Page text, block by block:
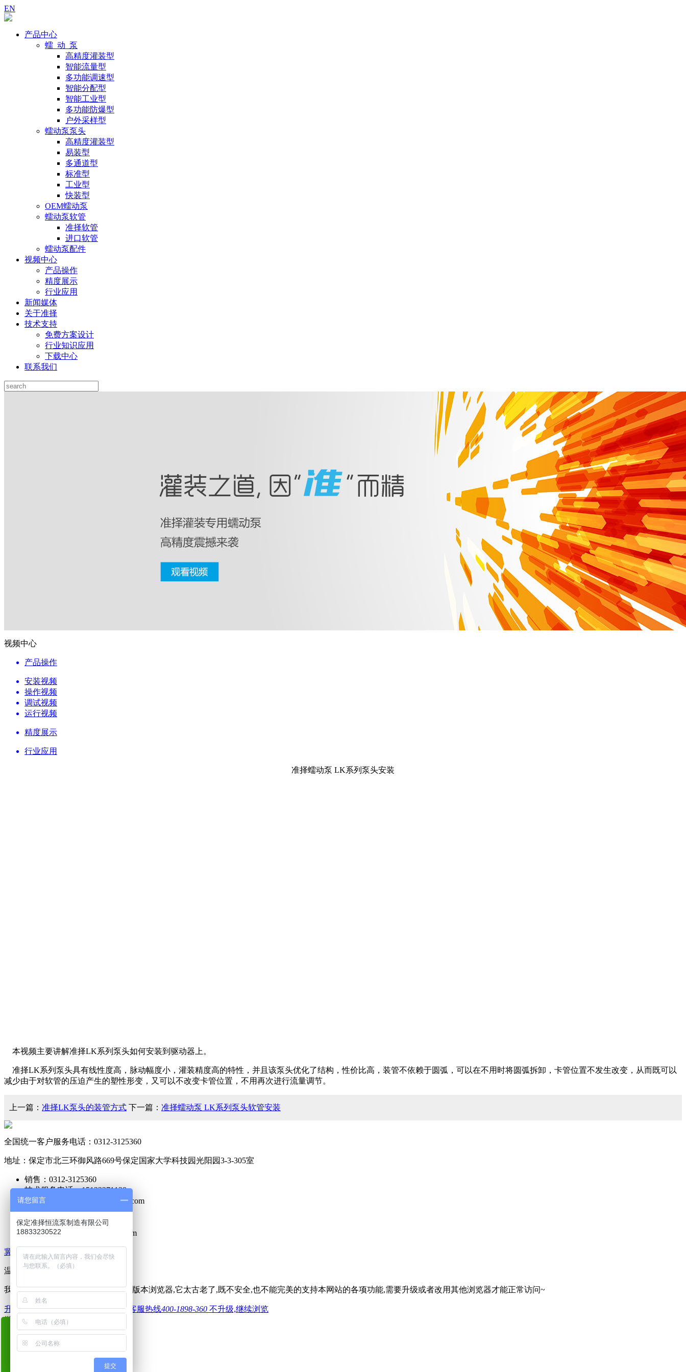
EN
产品中心
蠕 动 泵
高精度灌装型
智能流量型
多功能调速型
智能分配型
智能工业型
多功能防爆型
户外采样型
蠕动泵泵头
高精度灌装型
易装型
多通道型
标准型
工业型
快装型
OEM蠕动泵
蠕动泵软管
准择软管
进口软管
蠕动泵配件
视频中心
产品操作
精度展示
行业应用
新闻媒体
关于准择
技术支持
免费方案设计
行业知识应用
下载中心
联系我们
视频中心
产品操作
安装视频
操作视频
调试视频
运行视频
精度展示
行业应用
准择蠕动泵 LK系列泵头安装
本视频主要讲解准择LK系列泵头如何安装到驱动器上。
准择LK系列泵头具有线性度高，脉动幅度小，灌装精度高的特性，并且该泵头优化了结构，性价比高，装管不依赖于圆弧，可以在不用时将圆弧拆卸，卡管位置不发生改变，从而既可以
减少由于对软管的压迫产生的塑性形变，又可以不改变卡管位置，不用再次进行流量调节。
上一篇： 准择LK泵头的装管方式 下一篇： 准择蠕动泵 LK系列泵头软管安装
全国统一客户服务电话： 0312-3125360
地址：保定市北三环御风路669号保定国家大学科技园光阳园3-3-305室
销售：0312-3125360
技术服务电话：15133271138
网址：http://www.zhunzepump.com
传真：0312-3125400
售后服务电话：0312-8505888
邮箱：zhunze@zhunzepump.com
冀ICP备17003663号-1
温馨提示！请使用更先进的浏览器
我们在检测到您正在使用IE10.0以下版本浏览器,它太古老了,既不安全,也不能完美的支持本网站的各项功能,需要升级或者改用其他浏览器才能正常访问~
升级 下载其他浏览器 全国客服热线400-1898-360 不升级,继续浏览
微信号
18833230522
加微
电话
请您留言
保定准择恒流泵制造有限公司
18833230522
提交